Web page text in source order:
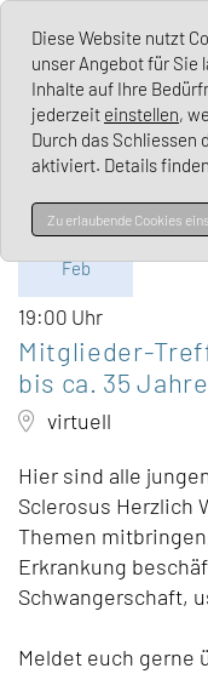
Di
24.
Feb
19:00 Uhr
Mitglieder-
bis ca. 35
virtuell
Hier sind alle
Sclerosus Herzlich
Themen
Erkrankung
Schwangerschaft,
Meldet euch gerne
Diese Website nutzt
unser Angebot für Sie
Inhalte auf Ihre
jederzeit einstellen,
Durch das Schliessen
aktiviert. Details
Zu erlaubende Cookies